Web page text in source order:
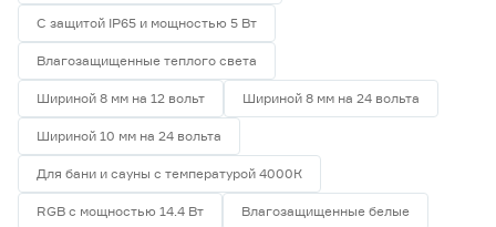
С защитой IP65 и мощностью 5 Вт
Влагозащищенные теплого света
Шириной 8 мм на 12 вольт Шириной 8 мм на 24 вольта
Шириной 10 мм на 24 вольта
Для бани и сауны с температурой 4000К
RGB с мощностью 14.4 Вт Влагозащищенные белые